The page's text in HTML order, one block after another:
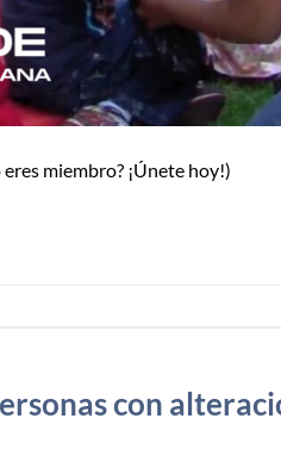
miembro? ¡Únete hoy!)
con